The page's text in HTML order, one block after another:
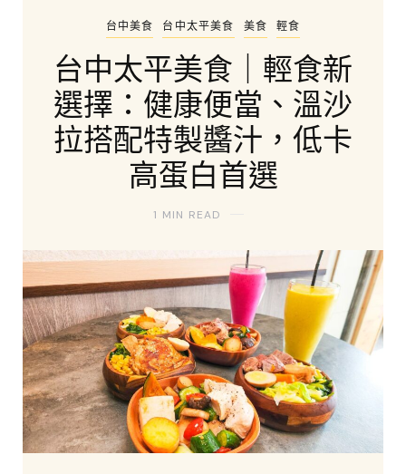
台中美食 台中太平美食 美食 輕食
台中太平美食｜輕食新
選擇：健康便當、溫沙
拉搭配特製醬汁，低卡
高蛋白首選
1 MIN READ